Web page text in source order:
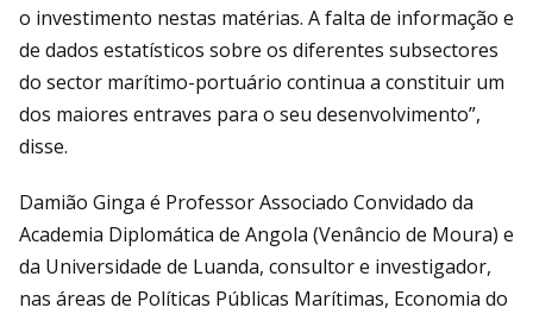
o investimento nestas matérias. A falta de informação e
de dados estatísticos sobre os diferentes subsectores
do sector marítimo-portuário continua a constituir um
dos maiores entraves para o seu desenvolvimento”,
disse.
Damião Ginga é Professor Associado Convidado da
Academia Diplomática de Angola (Venâncio de Moura) e
da Universidade de Luanda, consultor e investigador,
nas áreas de Políticas Públicas Marítimas, Economia do